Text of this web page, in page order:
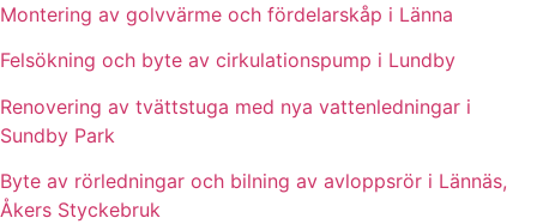
Montering av golvvärme och fördelarskåp i Länna
Felsökning och byte av cirkulationspump i Lundby
Renovering av tvättstuga med nya vattenledningar i
Sundby Park
Byte av rörledningar och bilning av avloppsrör i Lännäs,
Åkers Styckebruk